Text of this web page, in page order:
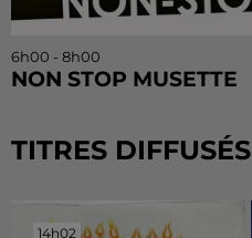
6h00 - 8h00
NON STOP MUSETTE
TITRES DIFFUSÉS
14h02
14h02